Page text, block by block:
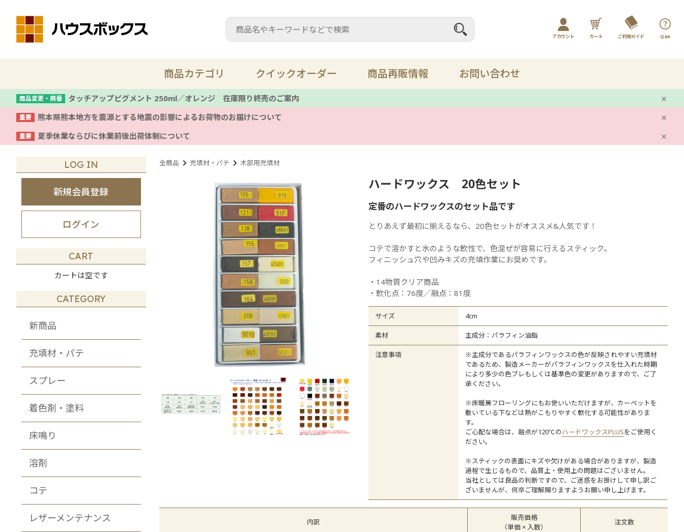
商品変更・廃番 タッチアップピグメント 250ml／オレンジ 在庫限り終売のご案内
重要 熊本県熊本地方を震源とする地震の影響によるお荷物のお届けについて
重要 夏季休業ならびに休業前後出荷体制について
アカウント カート ご利用ガイド Q&A
商品カテゴリ
着色剤・塗料
コテ
レザーメンテナンス
キット
養生
ツール
備品
メンテナンス商品 オレフィンシート
クイックオーダー 商品再販情報 お問い合わせ
全商品 充填材・パテ 木部用充填材
ハードワックス 20色セット
定番のハードワックスのセット品です
とりあえず最初に揃えるなら、20色セットがオススメ&人気です！
コテで溶かすと水のような軟性で、色混ぜが容易に行えるスティック。
フィニッシュ穴や凹みキズの充填作業にお奨めです。
・14物質クリア商品
・軟化点：76度／融点：81度
サイズ 4cm
素材 主成分：パラフィン油脂
注意事項
※主成分であるパラフィンワックスの色が反映されやすい充填材
であるため、製造メーカーがパラフィンワックスを仕入れた時期
により多少の色ブレもしくは基準色の変更がありますので、ご了
承ください。
※床暖房フローリングにもお使いいただけますが、カーペットを
敷いている下などは熱がこもりやすく軟化する可能性がありま
す。
ご心配な場合は、融点が120℃のハードワックスPLUSをご使用く
ださい。
※スティックの表面にキズや欠けがある場合がありますが、製造
過程で生じるもので、品質上・使用上の問題はございません。
当社としては良品の判断ですので、ご迷惑をお掛けして申し訳ご
ざいませんが、何卒ご理解賜りますようお願い申し上げます。
内訳
販売価格
（単価 × 入数）
注文数
LOG IN
ログイン
新規会員登録
CART
カートは空です
CATEGORY
新商品
充填材・パテ
スプレー
着色剤・塗料
床鳴り
溶剤
コテ
レザーメンテナンス